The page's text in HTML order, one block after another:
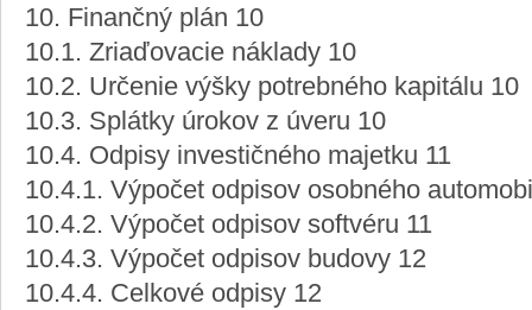
10. Finančný plán 10
10.1. Zriaďovacie náklady 10
10.2. Určenie výšky potrebného kapitálu 10
10.3. Splátky úrokov z úveru 10
10.4. Odpisy investičného majetku 11
10.4.1. Výpočet odpisov osobného
10.4.2. Výpočet odpisov softvéru 11
10.4.3. Výpočet odpisov budovy 12
10.4.4. Celkové odpisy 12